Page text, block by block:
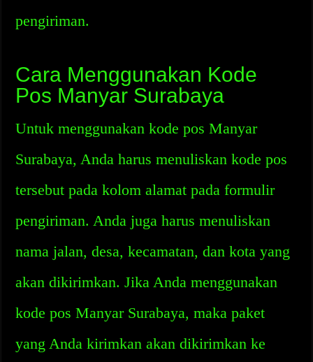
pengiriman.
Cara Menggunakan Kode
Pos Manyar Surabaya
Untuk menggunakan kode pos Manyar
Surabaya, Anda harus menuliskan kode pos
tersebut pada kolom alamat pada formulir
pengiriman. Anda juga harus menuliskan
nama jalan, desa, kecamatan, dan kota yang
akan dikirimkan. Jika Anda menggunakan
kode pos Manyar Surabaya, maka paket
yang Anda kirimkan akan dikirimkan ke